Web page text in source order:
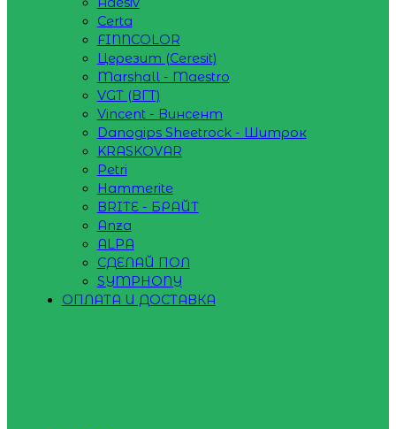
Certa
FINNCOLOR
Церезит (Ceresit)
Marshall - Maestro
VGT (ВГТ)
Vincent - Винсент
Danogips Sheetrock - Шитрок
KRASKOVAR
Petri
Hammerite
BRITE - БРАЙТ
Anza
ALPA
СДЕЛАЙ ПОЛ
SYMPHONY
ОПЛАТА И ДОСТАВКА